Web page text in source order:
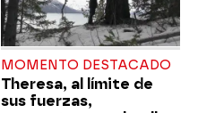
MOMENTO DESTACADO
Theresa, al límite de
sus fuerzas,